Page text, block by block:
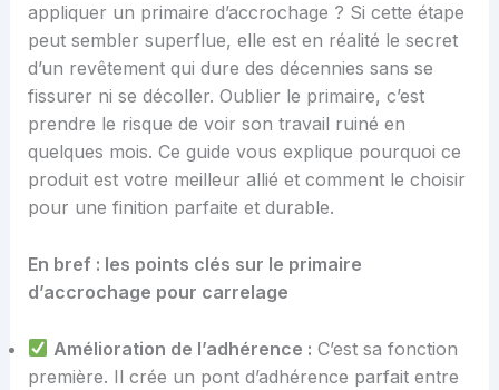
appliquer un primaire d’accrochage ? Si cette étape
peut sembler superflue, elle est en réalité le secret
d’un revêtement qui dure des décennies sans se
fissurer ni se décoller. Oublier le primaire, c’est
prendre le risque de voir son travail ruiné en
quelques mois. Ce guide vous explique pourquoi ce
produit est votre meilleur allié et comment le choisir
pour une finition parfaite et durable.
En bref : les points clés sur le primaire
d’accrochage pour carrelage
Amélioration de l’adhérence : C’est sa fonction
première. Il crée un pont d’adhérence parfait entre